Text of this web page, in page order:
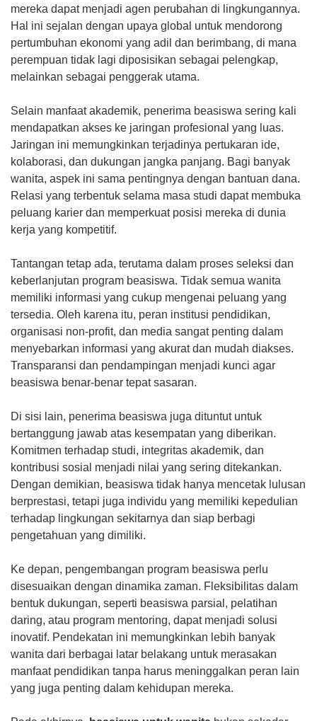
mereka dapat menjadi agen perubahan di lingkungannya.
Hal ini sejalan dengan upaya global untuk mendorong
pertumbuhan ekonomi yang adil dan berimbang, di mana
perempuan tidak lagi diposisikan sebagai pelengkap,
melainkan sebagai penggerak utama.
Selain manfaat akademik, penerima beasiswa sering kali
mendapatkan akses ke jaringan profesional yang luas.
Jaringan ini memungkinkan terjadinya pertukaran ide,
kolaborasi, dan dukungan jangka panjang. Bagi banyak
wanita, aspek ini sama pentingnya dengan bantuan dana.
Relasi yang terbentuk selama masa studi dapat membuka
peluang karier dan memperkuat posisi mereka di dunia
kerja yang kompetitif.
Tantangan tetap ada, terutama dalam proses seleksi dan
keberlanjutan program beasiswa. Tidak semua wanita
memiliki informasi yang cukup mengenai peluang yang
tersedia. Oleh karena itu, peran institusi pendidikan,
organisasi non-profit, dan media sangat penting dalam
menyebarkan informasi yang akurat dan mudah diakses.
Transparansi dan pendampingan menjadi kunci agar
beasiswa benar-benar tepat sasaran.
Di sisi lain, penerima beasiswa juga dituntut untuk
bertanggung jawab atas kesempatan yang diberikan.
Komitmen terhadap studi, integritas akademik, dan
kontribusi sosial menjadi nilai yang sering ditekankan.
Dengan demikian, beasiswa tidak hanya mencetak lulusan
berprestasi, tetapi juga individu yang memiliki kepedulian
terhadap lingkungan sekitarnya dan siap berbagi
pengetahuan yang dimiliki.
Ke depan, pengembangan program beasiswa perlu
disesuaikan dengan dinamika zaman. Fleksibilitas dalam
bentuk dukungan, seperti beasiswa parsial, pelatihan
daring, atau program mentoring, dapat menjadi solusi
inovatif. Pendekatan ini memungkinkan lebih banyak
wanita dari berbagai latar belakang untuk merasakan
manfaat pendidikan tanpa harus meninggalkan peran lain
yang juga penting dalam kehidupan mereka.